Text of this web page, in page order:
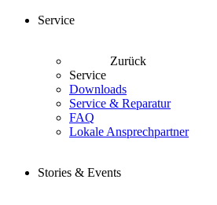
Service
Zurück
Service
Downloads
Service & Reparatur
FAQ
Lokale Ansprechpartner
Stories & Events